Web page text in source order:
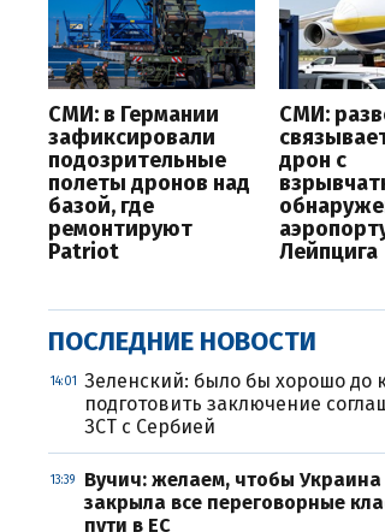
СМИ: в Германии
зафиксировали
подозрительные
полеты дронов над
базой, где
ремонтируют
Patriot
СМИ:
дрон с
Лейпцига
ПОСЛЕДНИЕ НОВОСТИ
14:01
Зеленский: было бы хорошо до
подготовить заключение
ЗСТ с Сербией
13:39
Вучич: желаем, чтобы
закрыла все переговорные
пути в ЕС